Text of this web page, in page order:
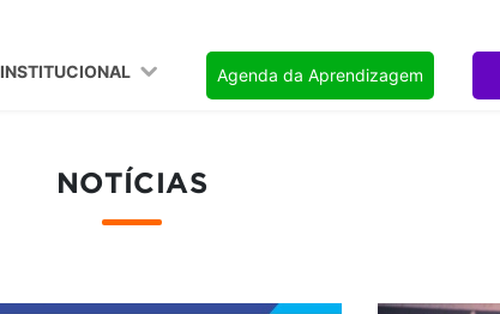
INSTITUCIONAL Agenda da Aprendizagem
NOTÍCIAS